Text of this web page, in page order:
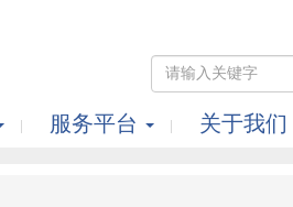
服务平台 关于我们